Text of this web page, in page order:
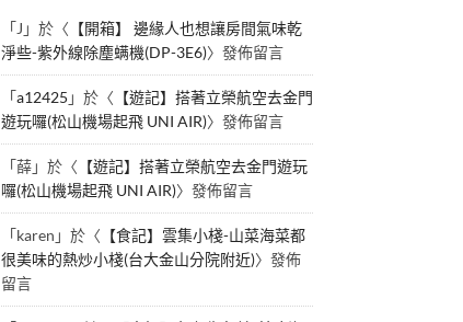
「J 」於〈 【開箱】 邊緣人也想讓房間氣味乾
淨些-紫外線除塵螨機(DP-3E6)〉發佈留言
「a12425 」於〈 【遊記】搭著立榮航空去金門
遊玩囉(松山機場起飛 UNI AIR)〉發佈留言
「薛」於〈 【遊記】搭著立榮航空去金門遊玩
囉(松山機場起飛 UNI AIR)〉發佈留言
「karen 」於〈 【食記】雲集小棧-山菜海菜都
很美味的熱炒小棧(台大金山分院附近)〉發佈
留言